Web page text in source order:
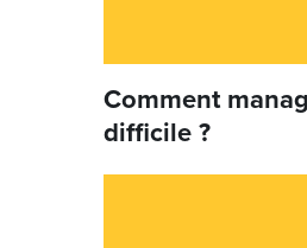
Comment
difficile ?